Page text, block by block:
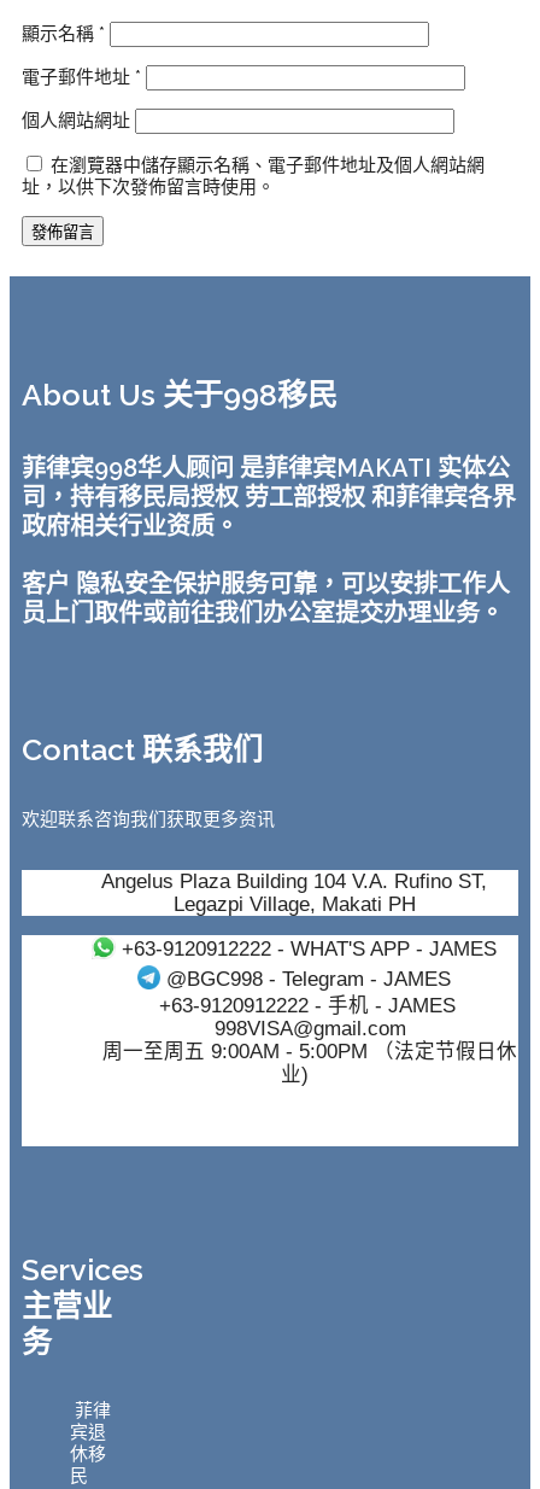
顯示名稱 *
電子郵件地址 *
個人網站網址
在瀏覽器中儲存顯示名稱、電子郵件地址及個人網站網
址，以供下次發佈留言時使用。
About Us 关于998移民
菲律宾998华人顾问 是菲律宾MAKATI 实体公
司，持有移民局授权 劳工部授权 和菲律宾各界
政府相关行业资质。
客户 隐私安全保护服务可靠，可以安排工作人
员上门取件或前往我们办公室提交办理业务。
Contact 联系我们
欢迎联系咨询我们获取更多资讯
Angelus Plaza Building 104 V.A. Rufino ST,
Legazpi Village, Makati PH
+63-9120912222- WHAT'S APP - JAMES
@BGC998 - Telegram - JAMES
+63-9120912222- 手机 - JAMES
998VISA@gmail.com
周一至周五 9:00AM - 5:00PM （法定节假日休
业)
Services
主营业
务
菲律
宾退
休移
民